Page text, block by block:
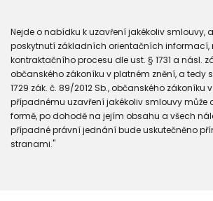
Nejde o nabídku k uzavření jakékoliv smlouvy,
poskytnutí základních orientačních informací,
kontraktačního procesu dle ust. § 1731 a násl.
občanského zákoníku v platném znění, a tedy
1729 zák. č. 89/2012 Sb., občanského zákoníku
případnému uzavření jakékoliv smlouvy může
formě, po dohodě na jejím obsahu a všech
případné právní jednání bude uskutečněno
stranami."